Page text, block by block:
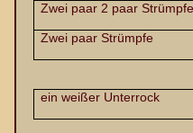
Zwei paar 2 paar Strümpfe
Zwei paar Strümpfe
ein weißer Unterrock